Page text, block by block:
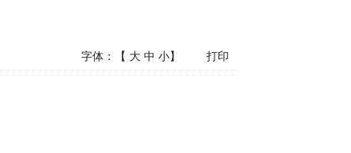
字体：【 大 中 小】 打印